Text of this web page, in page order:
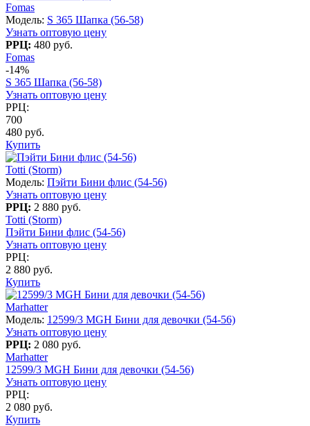
Fomas
Модель: S 365 Шапка (56-58)
Узнать оптовую цену
РРЦ: 480 руб.
Fomas
-14%
S 365 Шапка (56-58)
Узнать оптовую цену
РРЦ:
700
480 руб.
Купить
Totti (Storm)
Модель: Пэйти Бини флис (54-56)
Узнать оптовую цену
РРЦ: 2 880 руб.
Totti (Storm)
Пэйти Бини флис (54-56)
Узнать оптовую цену
РРЦ:
2 880 руб.
Купить
Marhatter
Модель: 12599/3 MGH Бини для девочки (54-56)
Узнать оптовую цену
РРЦ: 2 080 руб.
Marhatter
12599/3 MGH Бини для девочки (54-56)
Узнать оптовую цену
РРЦ:
2 080 руб.
Купить